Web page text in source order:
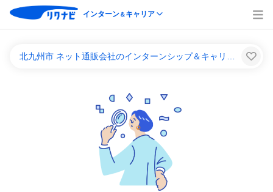
インターン＆キャリア